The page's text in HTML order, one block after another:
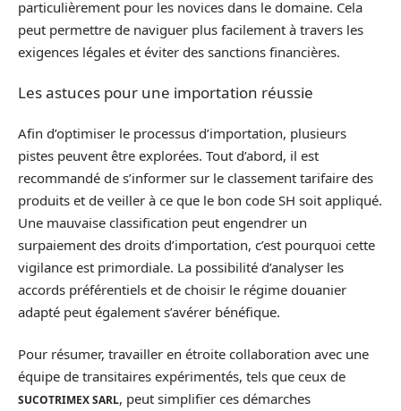
particulièrement pour les novices dans le domaine. Cela
peut permettre de naviguer plus facilement à travers les
exigences légales et éviter des sanctions financières.
Les astuces pour une importation réussie
Afin d’optimiser le processus d’importation, plusieurs
pistes peuvent être explorées. Tout d’abord, il est
recommandé de s’informer sur le classement tarifaire des
produits et de veiller à ce que le bon code SH soit appliqué.
Une mauvaise classification peut engendrer un
surpaiement des droits d’importation, c’est pourquoi cette
vigilance est primordiale. La possibilité d’analyser les
accords préférentiels et de choisir le régime douanier
adapté peut également s’avérer bénéfique.
Pour résumer, travailler en étroite collaboration avec une
équipe de transitaires expérimentés, tels que ceux de
SUCOTRIMEX SARL, peut simplifier ces démarches